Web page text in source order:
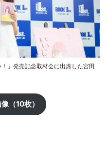
」発売記念取材会に出席した宮田
（10枚）